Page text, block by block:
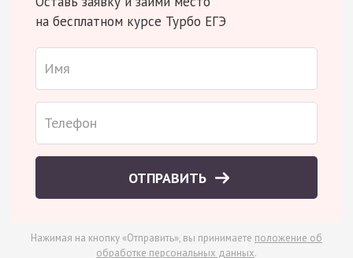
на бесплатном курсе Турбо ЕГЭ
ОТПРАВИТЬ
Нажимая на кнопку «Отправить», вы принимаете положение об
обработке персональных данных.